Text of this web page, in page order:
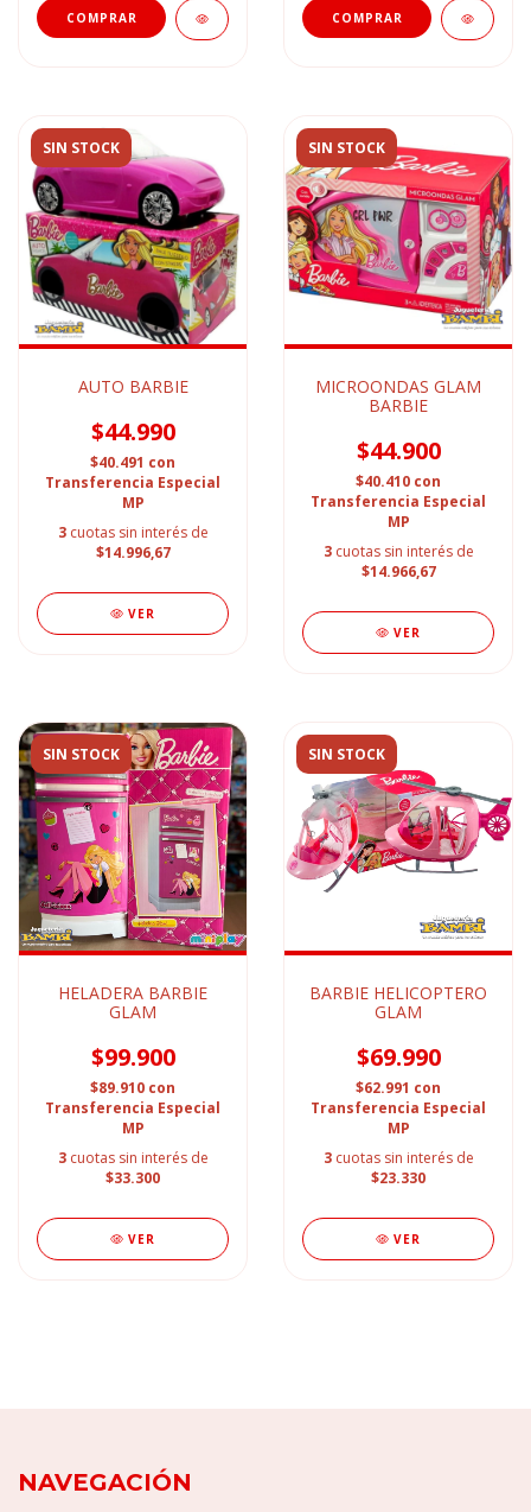
SIN STOCK
AUTO BARBIE
$44.990
$40.491 con
Transferencia Especial
MP
3 cuotas sin interés de
$14.996,67
VER
SIN STOCK
MICROONDAS GLAM
BARBIE
$44.900
$40.410 con
Transferencia Especial
MP
3 cuotas sin interés de
$14.966,67
VER
SIN STOCK
HELADERA BARBIE
GLAM
$99.900
$89.910 con
Transferencia Especial
MP
3 cuotas sin interés de
$33.300
VER
SIN STOCK
BARBIE HELICOPTERO
GLAM
$69.990
$62.991 con
Transferencia Especial
MP
3 cuotas sin interés de
$23.330
VER
NAVEGACIÓN